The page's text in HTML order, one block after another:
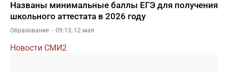
Названы минимальные баллы ЕГЭ для получения
школьного аттестата в 2026 году
Образование 09:13, 12 мая
Новости СМИ2